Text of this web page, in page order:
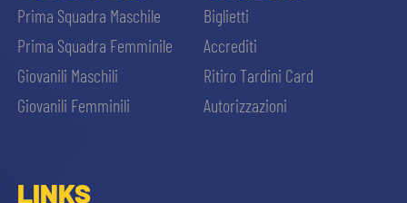
Prima Squadra Maschile
Prima Squadra Femminile
Giovanili Maschili
Giovanili Femminili
Biglietti
Accrediti
Ritiro Tardini Card
Autorizzazioni
LINKS